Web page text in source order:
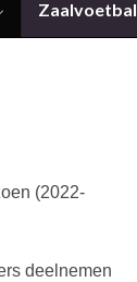
Zaalvoetbal
(2022-
deelnemen